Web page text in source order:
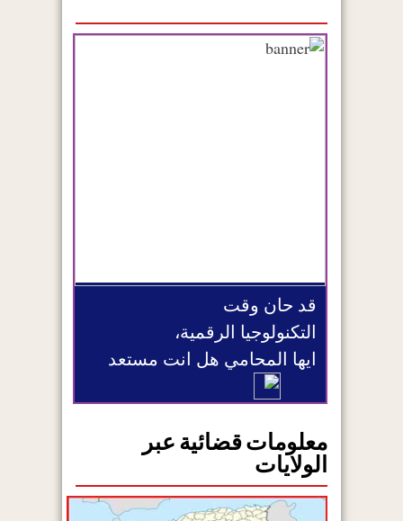
قد حان وقت
التكنولوجيا الرقمية،
ايها المحامي هل انت مستعد
معلومات قضائية عبر
الولايات